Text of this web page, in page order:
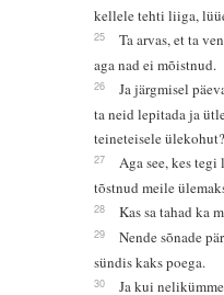
kellele tehti liiga,
25
Ta arvas, et ta
aga nad ei mõistnud.
26
Ja järgmisel
ta neid lepitada ja
teineteisele
27
Aga see, kes
tõstnud meile
28 Kas sa tahad ka
29
Nende sõnade
sündis kaks poega.
30
Ja kui